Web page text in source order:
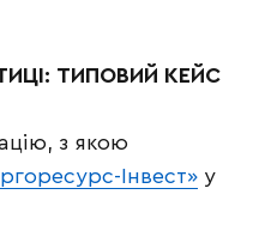
ТИПОВИЙ КЕЙС
з якою
Інвест» у